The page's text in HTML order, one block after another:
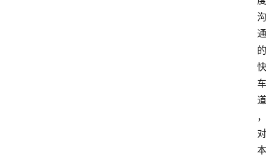
沟
通
的
快
车
道
，
对
本